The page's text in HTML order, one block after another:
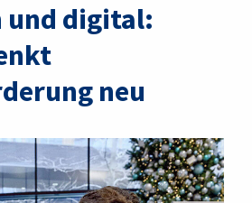
und digital:
neu